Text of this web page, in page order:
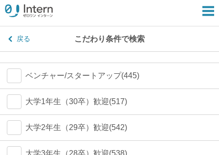
戻る こだわり条件で検索
ベンチャー/スタートアップ(445)
大学1年生（30卒）歓迎(517)
大学2年生（29卒）歓迎(542)
大学3年生（28卒）歓迎(538)